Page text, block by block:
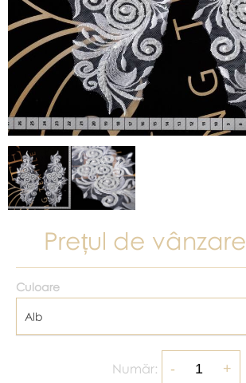
Prețul de vânzare
Culoare
Alb
Număr: